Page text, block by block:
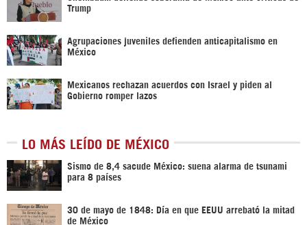
Trump
Agrupaciones juveniles defienden anticapitalismo en
México
Mexicanos rechazan acuerdos con Israel y piden al
Gobierno romper lazos
LO MÁS LEÍDO DE MÉXICO
Sismo de 8,4 sacude México: suena alarma de tsunami
para 8 países
30 de mayo de 1848: Día en que EEUU arrebató la mitad
de México